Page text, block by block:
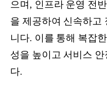
으며, 인프라 운영 전
을 제공하여 신속하고
니다. 이를 통해 복잡
성을 높이고 서비스
다.